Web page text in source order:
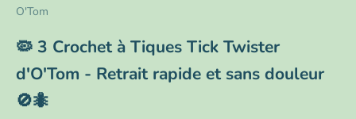
O'Tom
🦠 3 Crochet à Tiques Tick Twister
d'O'Tom - Retrait rapide et sans douleur
🚫🐜